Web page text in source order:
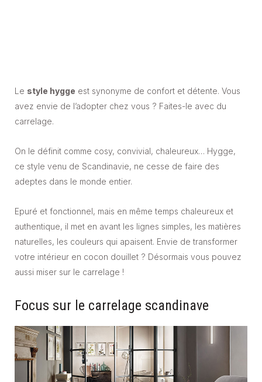
Le style hygge est synonyme de confort et détente. Vous
avez envie de l’adopter chez vous ? Faites-le avec du
carrelage.
On le définit comme cosy, convivial, chaleureux… Hygge,
ce style venu de Scandinavie, ne cesse de faire des
adeptes dans le monde entier.
Epuré et fonctionnel, mais en même temps chaleureux et
authentique, il met en avant les lignes simples, les matières
naturelles, les couleurs qui apaisent. Envie de transformer
votre intérieur en cocon douillet ? Désormais vous pouvez
aussi miser sur le carrelage !
Focus sur le carrelage scandinave